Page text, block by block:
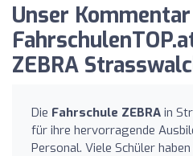
Unser
ZEBRA
Die Fahrschule ZEBRA in
für ihre hervorragende
Personal. Viele Schüler